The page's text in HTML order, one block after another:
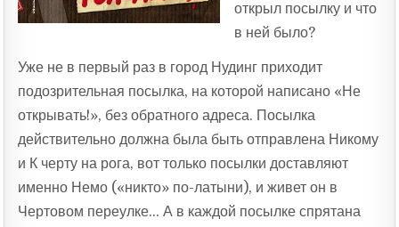
открыл посылку и что
в ней было?
Уже не в первый раз в город Нудинг приходит
подозрительная посылка, на которой написано «Не
открывать!», без обратного адреса. Посылка
действительно должна была быть отправлена Никому
и К черту на рога, вот только посылки доставляют
именно Немо («никто» по-латыни), и живет он в
Чертовом переулке… А в каждой посылке спрятана